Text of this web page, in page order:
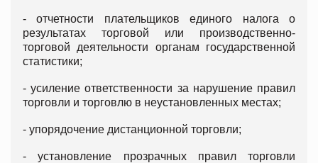
- отчетности плательщиков единого налога о
результатах торговой или производственно-
торговой деятельности органам государственной
статистики;
- усиление ответственности за нарушение правил
торговли и торговлю в неустановленных местах;
- упорядочение дистанционной торговли;
- установление прозрачных правил торговли